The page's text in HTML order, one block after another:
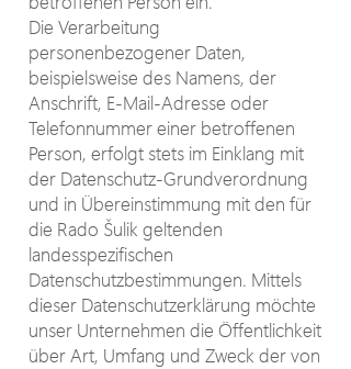
Die Verarbeitung
personenbezogener Daten,
beispielsweise des Namens, der
Anschrift, E-Mail-Adresse oder
Telefonnummer einer betroffenen
Person, erfolgt stets im Einklang mit
der Datenschutz-Grundverordnung
und in Übereinstimmung mit den für
die Rado Šulik geltenden
landesspezifischen
Datenschutzbestimmungen. Mittels
dieser Datenschutzerklärung möchte
unser Unternehmen die Öffentlichkeit
über Art, Umfang und Zweck der von